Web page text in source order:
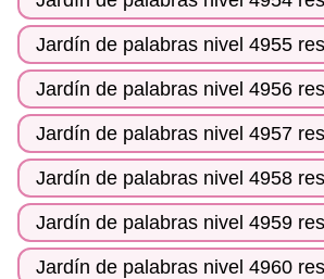
Jardín de palabras nivel 4955
Jardín de palabras nivel 4956
Jardín de palabras nivel 4957
Jardín de palabras nivel 4958
Jardín de palabras nivel 4959
Jardín de palabras nivel 4960